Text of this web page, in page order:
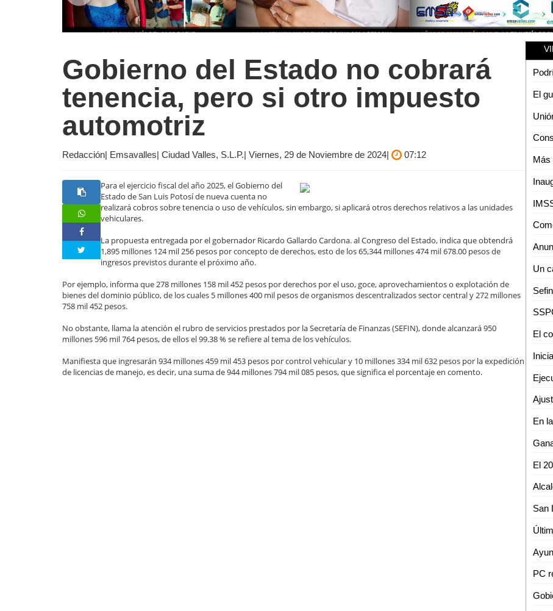
Gobierno del Estado no cobrará
tenencia, pero si otro impuesto
automotriz
Redacción| Emsavalles| Ciudad Valles, S.L.P.| Viernes, 29 de Noviembre de 2024| 07:12
Para el ejercicio fiscal del año 2025, el Gobierno del
Estado de San Luis Potosí de nueva cuenta no
realizará cobros sobre tenencia o uso de vehículos, sin embargo, si aplicará otros derechos relativos a las unidades
vehiculares.
La propuesta entregada por el gobernador Ricardo Gallardo Cardona. al Congreso del Estado, indica que obtendrá
1,895 millones 124 mil 256 pesos por concepto de derechos, esto de los 65,344 millones 474 mil 678.00 pesos de
ingresos previstos durante el próximo año.
Por ejemplo, informa que 278 millones 158 mil 452 pesos por derechos por el uso, goce, aprovechamientos o explotación de
bienes del dominio público, de los cuales 5 millones 400 mil pesos de organismos descentralizados sector central y 272 millones
758 mil 452 pesos.
No obstante, llama la atención el rubro de servicios prestados por la Secretaría de Finanzas (SEFIN), donde alcanzará 950
millones 596 mil 764 pesos, de ellos el 99.38 % se refiere al tema de los vehículos.
Manifiesta que ingresarán 934 millones 459 mil 453 pesos por control vehicular y 10 millones 334 mil 632 pesos por la expedición
de licencias de manejo, es decir, una suma de 944 millones 794 mil 085 pesos, que significa el porcentaje en comento.
Más